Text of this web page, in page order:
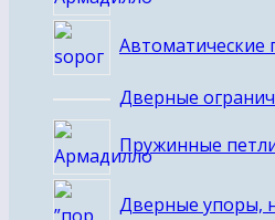
Автоматические
Дверные
Пружинные
Дверные упоры,